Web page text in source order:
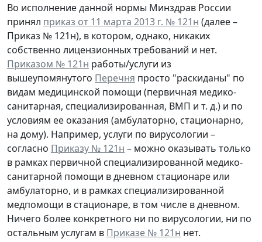
Во исполнение данной нормы Минздрав России
принял приказ от 11 марта 2013 г. № 121н (далее –
Приказ № 121н), в котором, однако, никаких
собственно лицензионных требований и нет.
Приказом № 121н работы/услуги из
вышеупомянутого Перечня просто "раскиданы" по
видам медицинской помощи (первичная медико-
санитарная, специализированная, ВМП и т. д.) и по
условиям ее оказания (амбулаторно, стационарно,
на дому). Например, услуги по вирусологии –
согласно Приказу № 121н – можно оказывать только
в рамках первичной специализированной медико-
санитарной помощи в дневном стационаре или
амбулаторно, и в рамках специализированной
медпомощи в стационаре, в том числе в дневном.
Ничего более конкретного ни по вирусологии, ни по
остальным услугам в Приказе № 121н нет.